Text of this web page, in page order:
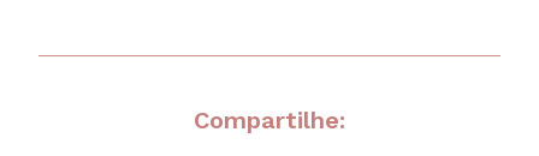
Compartilhe: